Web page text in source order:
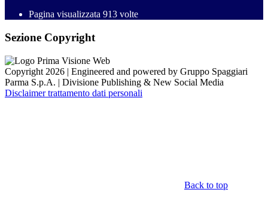
Pagina visualizzata 913 volte
Sezione Copyright
Copyright 2026 | Engineered and powered by Gruppo Spaggiari
Parma S.p.A. | Divisione Publishing & New Social Media
Disclaimer trattamento dati personali
Back to top